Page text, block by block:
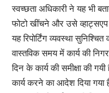
स्वच्छता अधिकारी ने यह भी
फोटो खींचने और उसे व्हाट्सएप
यह रिपोर्टिंग व्यवस्था
वास्तविक समय में कार्य की
दिन के कार्य की समीक्षा की
कार्य करने का आदेश दिया गया